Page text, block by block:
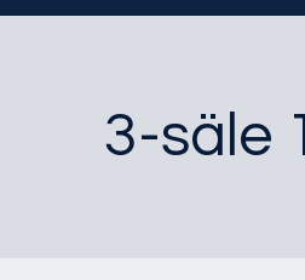
3-säle